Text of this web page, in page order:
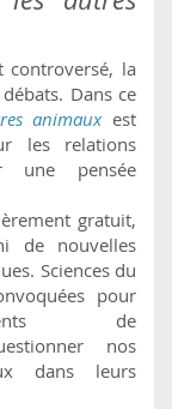
controversé, la
Dans ce
animauxest
les relations
une pensée
gratuit,
de nouvelles
Sciences du
pour
de
nos
dans leurs